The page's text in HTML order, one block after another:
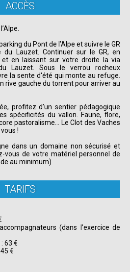
ACCÈS
du Pont de l’Alpe et suivre le GR
du Lauzet. Continuer sur le GR, en
en laissant sur votre droite la via
Lauzet. Sous le verrou rocheux
la sente d'été qui monte au refuge.
rive gauche du torrent pour arriver au
profitez d’un sentier pédagogique
spécificités du vallon. Faune, flore,
pastoralisme… Le Clot des Vaches
!
dans un domaine non sécurisé et
vous de votre matériel personnel de
au minimum)
TARIFS
(dans l’exercice de
63 €
€